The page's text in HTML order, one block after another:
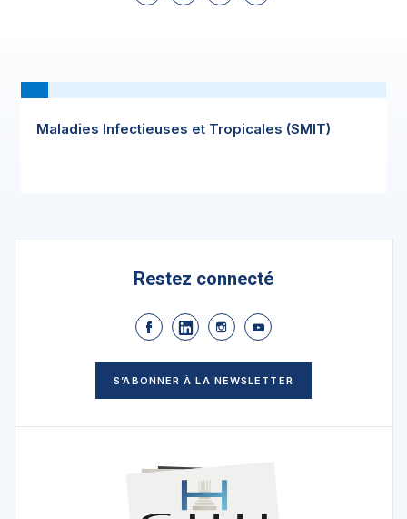
Maladies Infectieuses et Tropicales (SMIT)
Restez connecté
S’ABONNER À LA NEWSLETTER